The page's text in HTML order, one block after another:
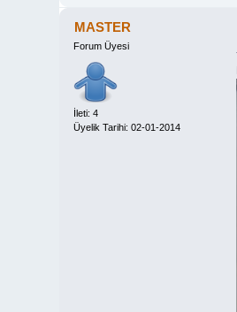
MASTER
Forum Üyesi
İleti: 4
Üyelik Tarihi: 02-01-2014